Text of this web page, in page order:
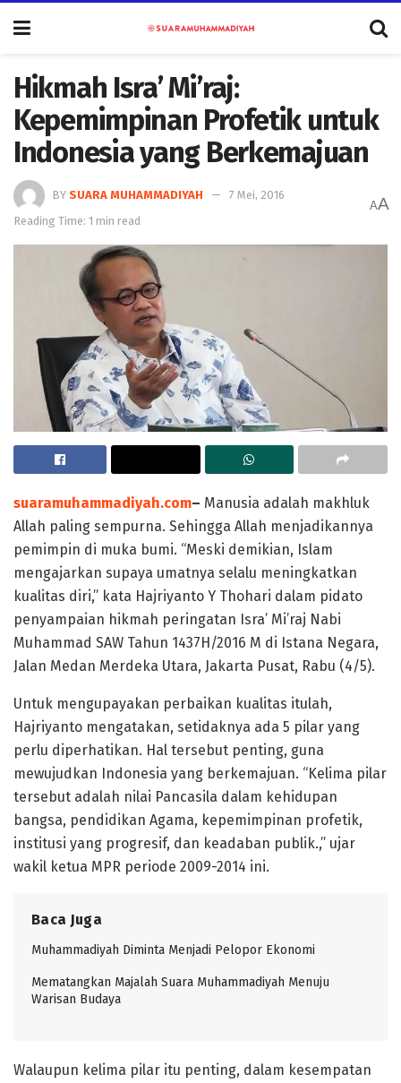
Hikmah Isra’ Mi’raj:
Kepemimpinan Profetik untuk
Indonesia yang Berkemajuan
BY SUARA MUHAMMADIYAH
7 Mei, 2016
Reading Time: 1 min read
AA
suaramuhammadiyah.com– Manusia adalah makhluk
Allah paling sempurna. Sehingga Allah menjadikannya
pemimpin di muka bumi. “Meski demikian, Islam
mengajarkan supaya umatnya selalu meningkatkan
kualitas diri,” kata Hajriyanto Y Thohari dalam pidato
penyampaian hikmah peringatan Isra’ Mi’raj Nabi
Muhammad SAW Tahun 1437H/2016 M di Istana Negara,
Jalan Medan Merdeka Utara, Jakarta Pusat, Rabu (4/5).
Untuk mengupayakan perbaikan kualitas itulah,
Hajriyanto mengatakan, setidaknya ada 5 pilar yang
perlu diperhatikan. Hal tersebut penting, guna
mewujudkan Indonesia yang berkemajuan. “Kelima pilar
tersebut adalah nilai Pancasila dalam kehidupan
bangsa, pendidikan Agama, kepemimpinan profetik,
institusi yang progresif, dan keadaban publik.,” ujar
wakil ketua MPR periode 2009-2014 ini.
Baca Juga
Muhammadiyah Diminta Menjadi Pelopor Ekonomi
Mematangkan Majalah Suara Muhammadiyah Menuju
Warisan Budaya
Walaupun kelima pilar itu penting, dalam kesempatan